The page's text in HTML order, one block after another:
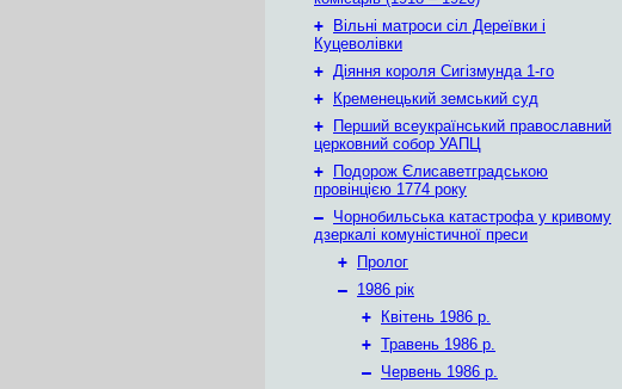
+
Вільні матроси сіл Дереївки і
Куцеволівки
+ Діяння короля Сигізмунда 1-го
+
Кременецький земський суд
+
Перший всеукраїнський православний
церковний собор УАПЦ
+
Подорож Єлисаветградською
провінцією 1774 року
– Чорнобильська катастрофа у кривому
дзеркалі комуністичної преси
+
Пролог
– 1986 рік
+
Квітень 1986 р.
+ Травень 1986 р.
– Червень 1986 р.